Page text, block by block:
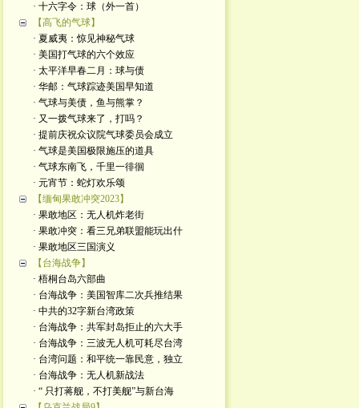
· 十六字令：球（外一首）
【高飞的气球】
· 夏威夷：惊见神秘气球
· 美国打气球的六个效应
· 太平洋早春二月：球与债
· 华邮：气球踪迹美国早知道
· 气球与美债，鱼与熊掌？
· 又一拨气球来了，打吗？
· 提前庆祝众议院气球委员会成立
· 气球是美国极限施压的道具
· 气球东南飞，千里一徘徊
· 元宵节：蛇灯欢乐颂
【缅甸果敢冲突2023】
· 果敢地区：无人机炸老街
· 果敢冲突：看三兄弟联盟能玩出什
· 果敢地区三国演义
【台海战争】
· 梧桐台岛六部曲
· 台海战争：美国智库二次兵推结果
· 中共的32字新台湾政策
· 台海战争：共军封岛拒止的六大手
· 台海战争：三波无人机可耗尽台湾
· 台湾问题：和平统一靠民意，独立
· 台海战争：无人机新战法
· “ 只打蒋舰，不打美舰”与新台海